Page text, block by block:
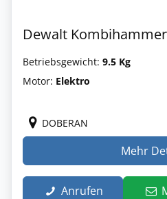
Dewalt
Betriebsgewicht: 9.5 Kg
Motor: Elektro
DOBERAN
Mehr
Anrufen